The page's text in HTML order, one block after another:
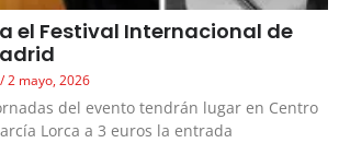
el Festival Internacional de
2 mayo, 2026
del evento tendrán lugar en Centro
Lorca a 3 euros la entrada